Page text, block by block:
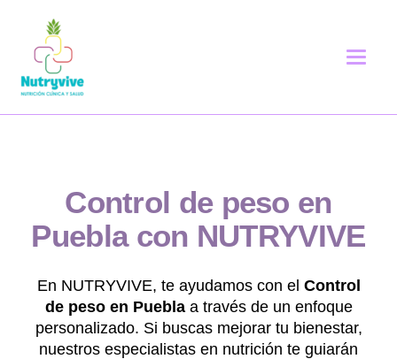
Control de peso en
Pueblacon NUTRYVIVE
En NUTRYVIVE, te ayudamos con el Control
de peso en Pueblaa través de un enfoque
personalizado. Si buscas mejorar tu bienestar,
nuestros especialistas en nutrición te guiarán